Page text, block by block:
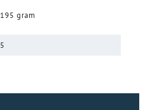
195 gram
5